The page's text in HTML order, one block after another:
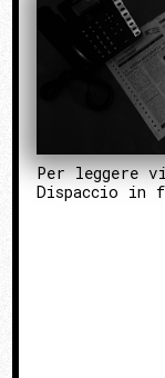
Per leggere
Dispaccio in